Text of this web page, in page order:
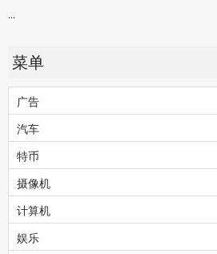
...
菜单
广告
汽车
特币
摄像机
计算机
娱乐